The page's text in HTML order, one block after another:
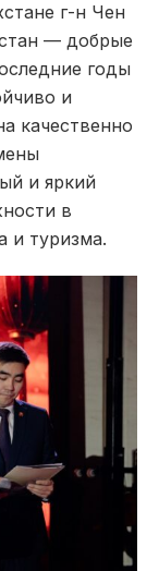
г-н Чен
— добрые
годы
и
качественно
и яркий
в
и туризма.